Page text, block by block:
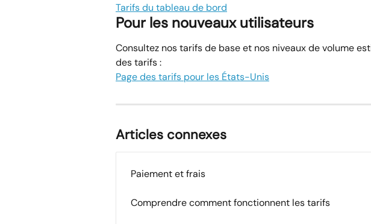
Tarifs du tableau de bord
Pour les nouveaux utilisateurs
Consultez nos tarifs de base et nos niveaux de volume
des tarifs :
Page des tarifs pour les États-Unis
Articles connexes
Paiement et frais
Comprendre comment fonctionnent les tarifs